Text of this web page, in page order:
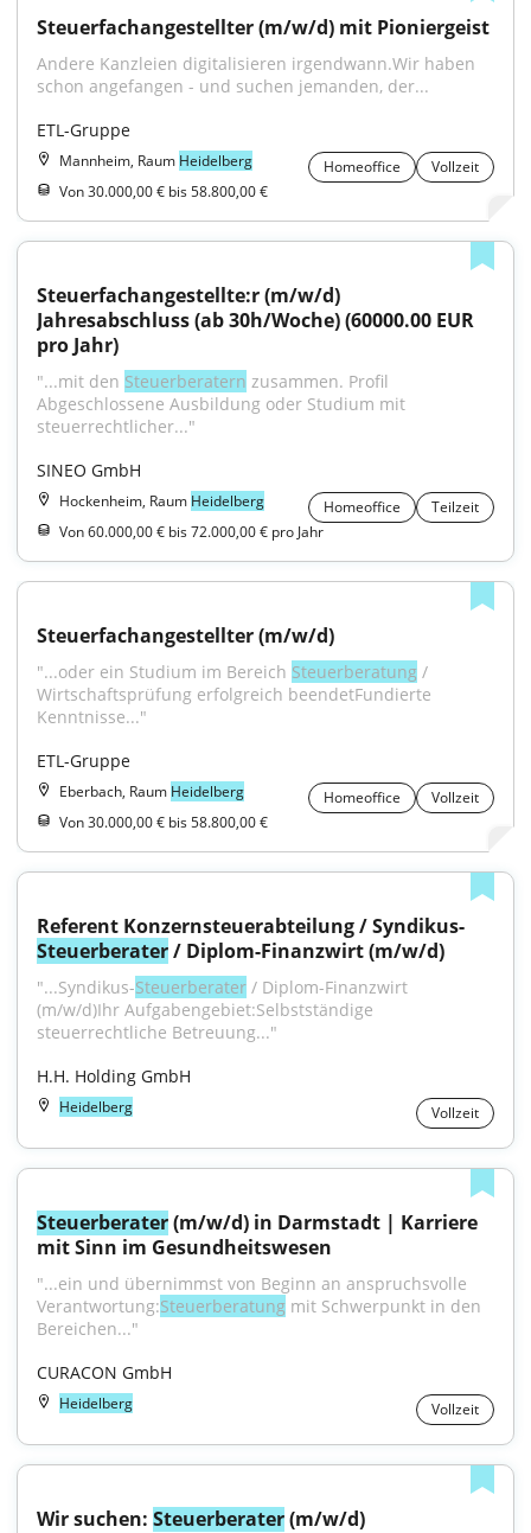
Steuerfachangestellter (m/w/d) mit Pioniergeist
Andere Kanzleien digitalisieren irgendwann.Wir haben
schon angefangen - und suchen jemanden, der...
ETL-Gruppe
Mannheim, Raum Heidelberg Homeoffice
Vollzeit
Von 30.000,00 € bis 58.800,00 €
Steuerfachangestellte:r (m/w/d)
Jahresabschluss (ab 30h/Woche) (60000.00 EUR
pro Jahr)
"...mit den Steuerberatern zusammen. Profil
Abgeschlossene Ausbildung oder Studium mit
steuerrechtlicher..."
SINEO GmbH
Hockenheim, Raum Heidelberg Homeoffice
Teilzeit
Von 60.000,00 € bis 72.000,00 € pro Jahr
Steuerfachangestellter (m/w/d)
"...oder ein Studium im Bereich Steuerberatung /
Wirtschaftsprüfung erfolgreich beendetFundierte
Kenntnisse..."
ETL-Gruppe
Eberbach, Raum Heidelberg Homeoffice
Vollzeit
Von 30.000,00 € bis 58.800,00 €
Referent Konzernsteuerabteilung / Syndikus-
Steuerberater / Diplom-Finanzwirt (m/w/d)
"...Syndikus-Steuerberater / Diplom-Finanzwirt
(m/w/d)Ihr Aufgabengebiet:Selbstständige
steuerrechtliche Betreuung..."
H.H. Holding GmbH
Heidelberg Vollzeit
Steuerberater (m/w/d) in Darmstadt | Karriere
mit Sinn im Gesundheitswesen
"...ein und übernimmst von Beginn an anspruchsvolle
Verantwortung:Steuerberatung mit Schwerpunkt in den
Bereichen..."
CURACON GmbH
Heidelberg Vollzeit
Wir suchen: Steuerberater (m/w/d)